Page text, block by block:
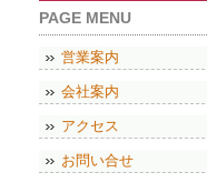
PAGE MENU
営業案内
会社案内
アクセス
お問い合せ